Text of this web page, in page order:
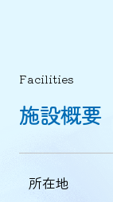
Facilities
施設概要
所在地